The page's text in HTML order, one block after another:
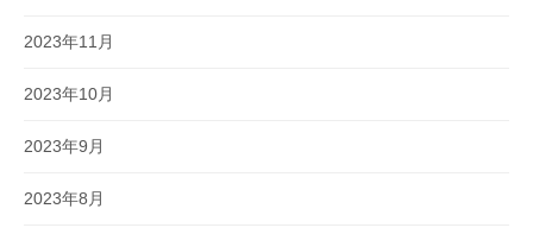
2023年11月
2023年10月
2023年9月
2023年8月